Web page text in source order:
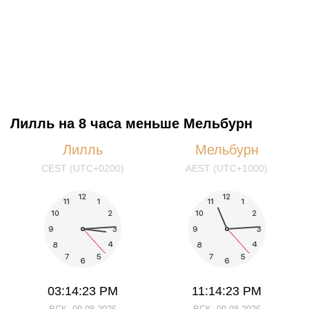
Лилль на 8 часа меньше Мельбурн
Лилль
CEST (UTC+0200)
03:14:23 PM
Мельбурн
AEST (UTC+1000)
11:14:23 PM